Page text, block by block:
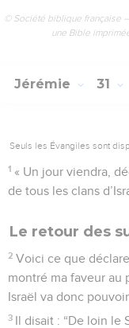
© Société biblique française
une Bible
Jérémie 31
Seuls les Évangiles sont
1 « Un jour viendra,
de tous les clans
Le retour des
2 Voici ce que
montré ma faveur au
Israël va donc
3 Il disait : “De loin le